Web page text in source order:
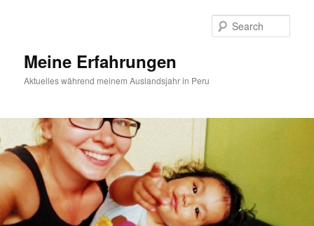
Meine Erfahrungen
Aktuelles während meinem Auslandsjahr in Peru